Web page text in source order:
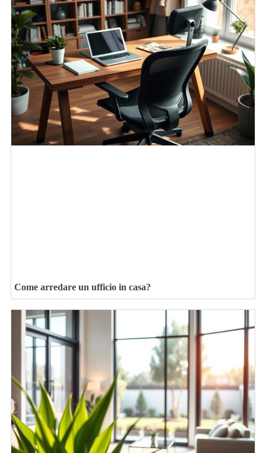
Come arredare un ufficio in casa?